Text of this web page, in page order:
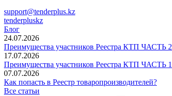
support@tenderplus.kz
tenderpluskz
Блог
24.07.2026
Преимущества участников Реестра КТП ЧАСТЬ 2
17.07.2026
Преимущества участников Реестра КТП ЧАСТЬ 1
07.07.2026
Как попасть в Реестр товаропроизводителей?
Все статьи